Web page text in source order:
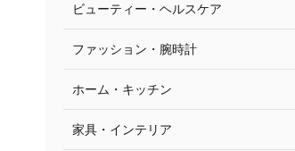
ビューティー・ヘルスケア
ファッション・腕時計
ホーム・キッチン
家具・インテリア